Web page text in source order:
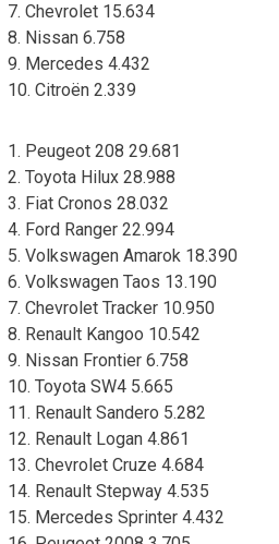
7. Chevrolet 15.634
8. Nissan 6.758
9. Mercedes 4.432
10. Citroën 2.339
1. Peugeot 208 29.681
2. Toyota Hilux 28.988
3. Fiat Cronos 28.032
4. Ford Ranger 22.994
5. Volkswagen Amarok 18.390
6. Volkswagen Taos 13.190
7. Chevrolet Tracker 10.950
8. Renault Kangoo 10.542
9. Nissan Frontier 6.758
10. Toyota SW4 5.665
11. Renault Sandero 5.282
12. Renault Logan 4.861
13. Chevrolet Cruze 4.684
14. Renault Stepway 4.535
15. Mercedes Sprinter 4.432